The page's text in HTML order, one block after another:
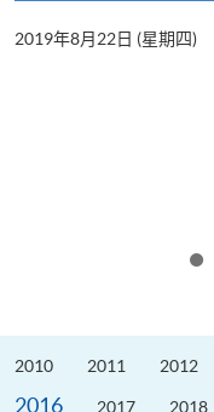
2019年8月22日 (星期四)
2010 2011 2012
2016 2017 2018